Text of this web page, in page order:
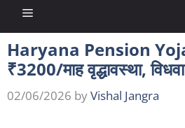
Menu
Haryana Pension
₹3200/माह वृद्धावस्था,
02/06/2026 byVishal Jangra